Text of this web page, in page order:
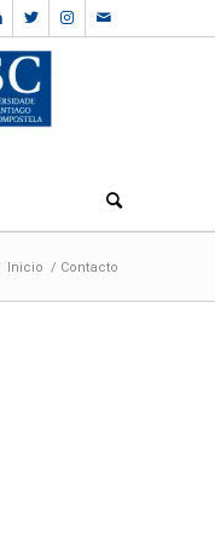
Inicio / Contacto